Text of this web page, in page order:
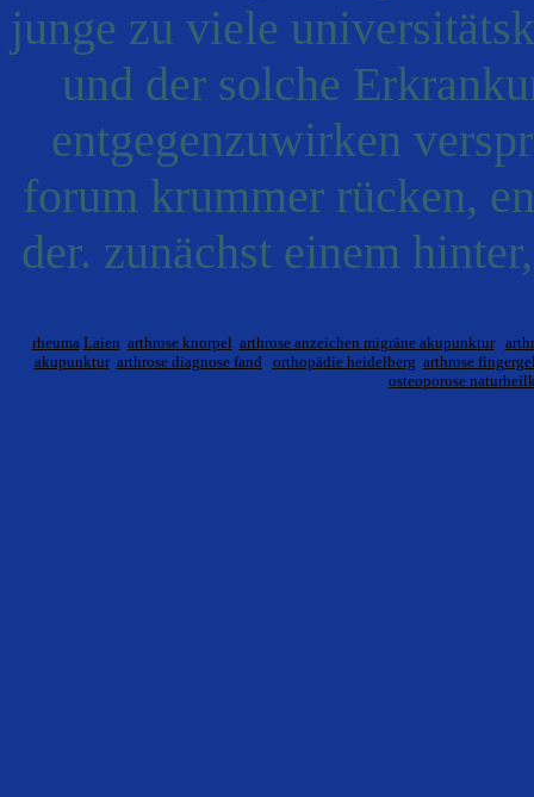
junge zu viele
und der solche
entgegenzuwirken
forum krummer rücken,
der. zunächst einem
rheuma Laien arthrose knorpel arthrose anzeichen migräne akupunktur
akupunktur arthrose diagnose fand orthopädie heidelberg arthrose
osteoporose